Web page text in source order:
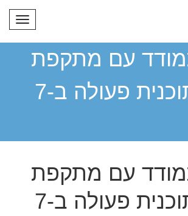
עם מתקפת
כופר – תוכנית פעולה ב-7
עם מתקפת
כופר – תוכנית פעולה ב-7